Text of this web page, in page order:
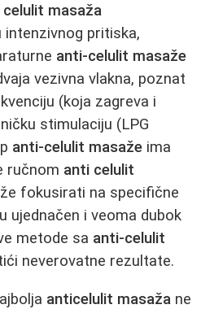
masaža
pritiska,
anti-celulit masaže
vezivna vlakna, poznat
(koja zagreva i
stimulaciju (LPG
anti-celulit masaže ima
ručnom anti celulit
fokusirati na specifične
ujednačen i veoma dubok
metode sa anti-celulit
neverovatne rezultate.
anticelulit masaža ne